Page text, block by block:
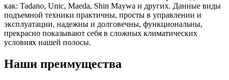
как: Tadano, Unic, Maeda, Shin Maywa и других. Данные виды
подъемной техники практичны, просты в управлении и
эксплуатации, надежны и долговечны, функциональны,
прекрасно показывают себя в сложных климатических
условиях нашей полосы.
Наши преимущества